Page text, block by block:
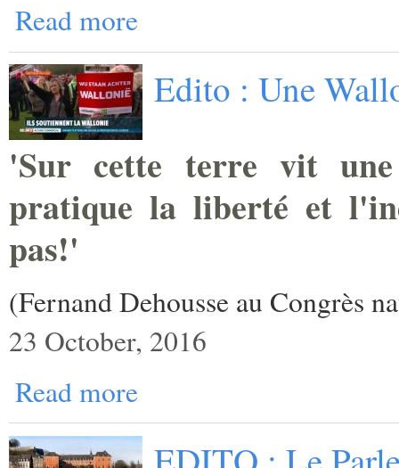
Read more
Edito : Une
'Sur cette terre vit une
pratique la liberté et
pas!'
(Fernand Dehousse au Congrès
23 October, 2016
Read more